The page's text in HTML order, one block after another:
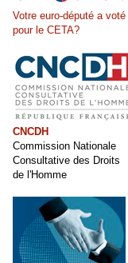
Votre euro-député a voté
pour le CETA?
CNCDH
Commission Nationale
Consultative des Droits
de l'Homme